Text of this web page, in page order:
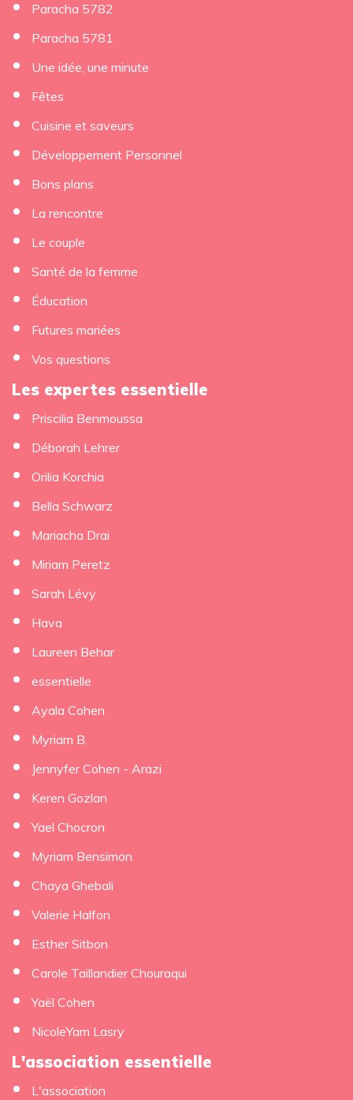
Paracha 5782
Paracha 5781
Une idée, une minute
Fêtes
Cuisine et saveurs
Développement Personnel
Bons plans
La rencontre
Le couple
Santé de la femme
Éducation
Futures mariées
Vos questions
Les expertes essentielle
Priscilia Benmoussa
Déborah Lehrer
Orilia Korchia
Bella Schwarz
Mariacha Drai
Miriam Peretz
Sarah Lévy
Hava
Laureen Behar
essentielle
Ayala Cohen
Myriam B.
Jennyfer Cohen - Arazi
Keren Gozlan
Yael Chocron
Myriam Bensimon
Chaya Ghebali
Valerie Halfon
Esther Sitbon
Carole Taillandier Chouraqui
Yaël Cohen
NicoleYam Lasry
L'association essentielle
L'association